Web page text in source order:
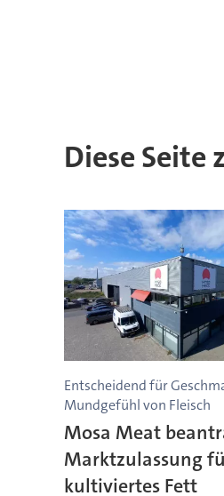
Diese Seite
Entscheidend für
Mundgefühl von Fleisch
Mosa Meat
Marktzulassung
kultiviertes Fett